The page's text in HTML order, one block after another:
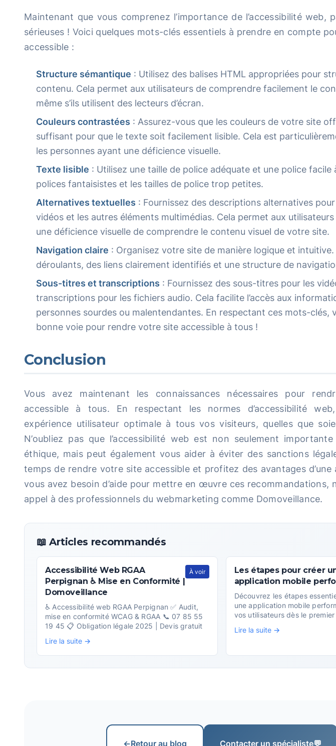
Maintenant que vous comprenez l’importance de l’accessibilité web,
sérieuses ! Voici quelques mots-clés essentiels à prendre en compte
accessible :
Structure sémantique : Utilisez des balises HTML appropriées pour
contenu. Cela permet aux utilisateurs de comprendre facilement le
même s’ils utilisent des lecteurs d’écran.
Couleurs contrastées : Assurez-vous que les couleurs de votre site
suffisant pour que le texte soit facilement lisible. Cela est
les personnes ayant une déficience visuelle.
Texte lisible : Utilisez une taille de police adéquate et une police facile
polices fantaisistes et les tailles de police trop petites.
Alternatives textuelles : Fournissez des descriptions alternatives
vidéos et les autres éléments multimédias. Cela permet aux
une déficience visuelle de comprendre le contenu visuel de votre site.
Navigation claire : Organisez votre site de manière logique et
déroulants, des liens clairement identifiés et une structure de
Sous-titres et transcriptions : Fournissez des sous-titres pour les
transcriptions pour les fichiers audio. Cela facilite l’accès aux
personnes sourdes ou malentendantes. En respectant ces mots-clés,
bonne voie pour rendre votre site accessible à tous !
Conclusion
Vous avez maintenant les connaissances nécessaires pour
accessible à tous. En respectant les normes d’accessibilité
expérience utilisateur optimale à tous vos visiteurs, quelles que
N’oubliez pas que l’accessibilité web est non seulement
éthique, mais peut également vous aider à éviter des sanctions
temps de rendre votre site accessible et profitez des avantages d’une
vous avez besoin d’aide pour mettre en œuvre ces recommandations,
appel à des professionnels du webmarketing comme Domoveillance.
📖 Articles recommandés
Accessibilité Web RGAA
Perpignan ♿ Mise en Conformité |
Domoveillance
À voir
♿ Accessibilité web RGAA Perpignan ✅ Audit,
mise en conformité WCAG & RGAA 📞 07 85 55
19 45 📋 Obligation légale 2025 | Devis gratuit
Lire la suite →
Les étapes pour créer
application mobile
Découvrez les étapes
une application mobile
vos utilisateurs dès le premier
Lire la suite →
←Retour au blog Contacter un spécialiste💬